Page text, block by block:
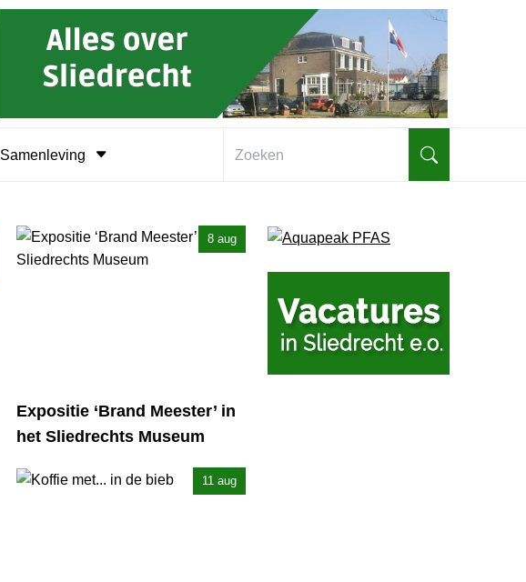
Samenleving Zoeken
8 aug
Expositie ‘Brand Meester’ in
het Sliedrechts Museum
11 aug